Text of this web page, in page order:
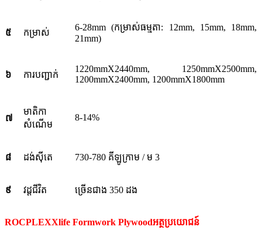
៥ កម្រាស់
6-28mm (កម្រាស់ធម្មតា: 12mm, 15mm, 18mm,
21mm)
៦ ការបញ្ជាក់
1220mmX2440mm, 1250mmX2500mm,
1200mmX2400mm, 1200mmX1800mm
៧
មាតិកា
សំណើម
8-14%
៨ ដង់ស៊ីតេ 730-780 គីឡូក្រាម / ម 3
៩ វដ្តជីវិត ច្រើនជាង 350 ដង
ROCPLEXXlife Formwork Plywoodអត្ថប្រយោជន៍